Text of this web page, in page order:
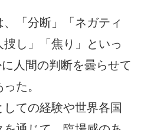
「分断」「ネガティ
し」「焦り」といっ
人間の判断を曇らせて
た。
ての経験や世界各国